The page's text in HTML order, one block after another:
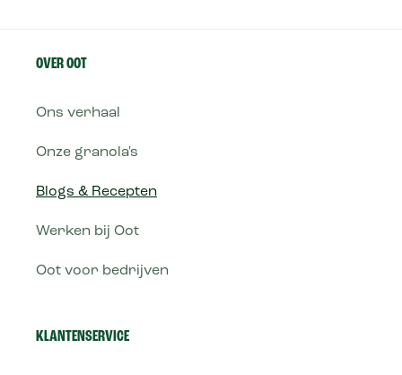
OVER OOT
Ons verhaal
Onze granola's
Blogs & Recepten
Werken bij Oot
Oot voor bedrijven
KLANTENSERVICE